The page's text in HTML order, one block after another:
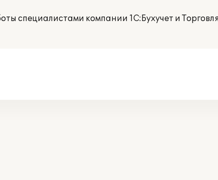
специалистами компании 1С:Бухучет и